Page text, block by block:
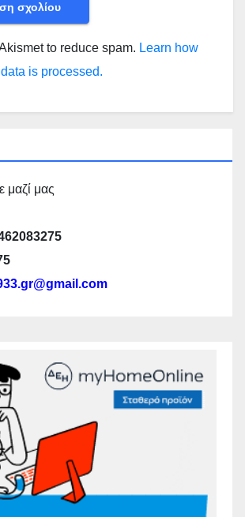
to reduce spam. Learn how
is processed.
μαζί μας